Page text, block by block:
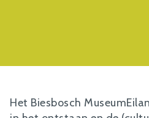
Het Biesbosch